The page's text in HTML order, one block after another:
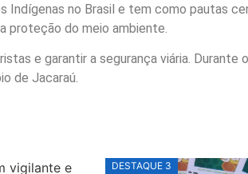
Indígenas no Brasil e tem como pautas
proteção do meio ambiente.
e garantir a segurança viária. Durante o
de Jacaraú.
DESTAQUE 3